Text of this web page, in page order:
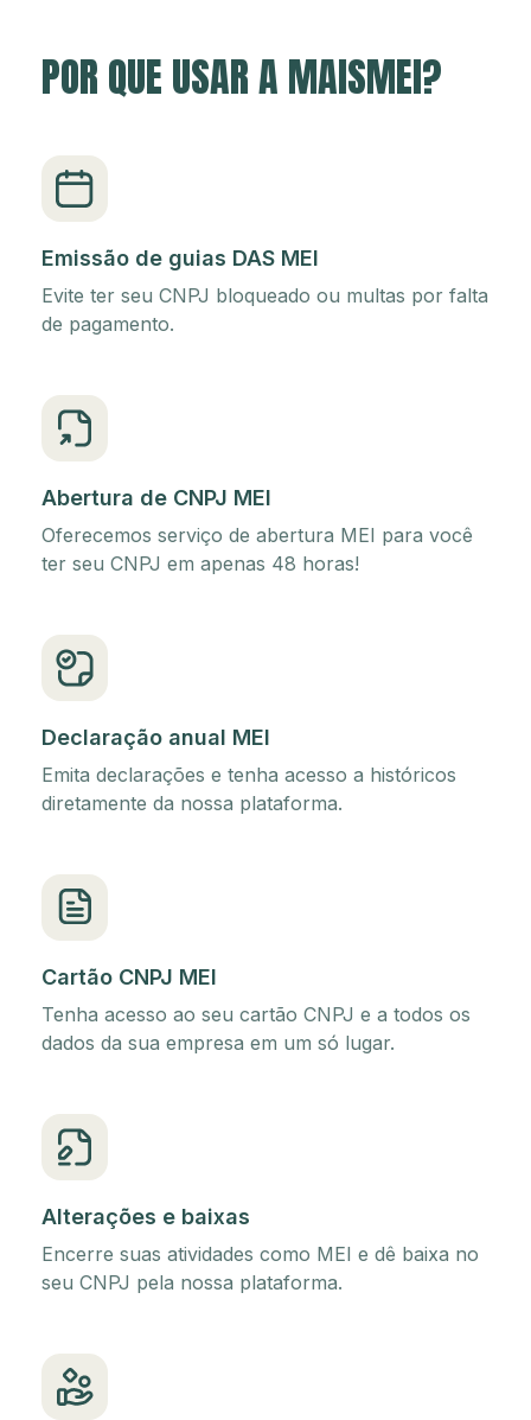
POR QUE USAR A MAISMEI?
Emissão de guias DAS MEI
Evite ter seu CNPJ bloqueado ou multas por falta
de pagamento.
Abertura de CNPJ MEI
Oferecemos serviço de abertura MEI para você
ter seu CNPJ em apenas 48 horas!
Declaração anual MEI
Emita declarações e tenha acesso a históricos
diretamente da nossa plataforma.
Cartão CNPJ MEI
Tenha acesso ao seu cartão CNPJ e a todos os
dados da sua empresa em um só lugar.
Alterações e baixas
Encerre suas atividades como MEI e dê baixa no
seu CNPJ pela nossa plataforma.